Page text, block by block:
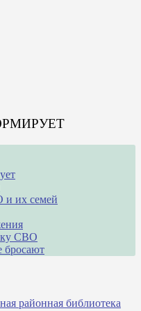
и их семей
СВО
районная библиотека